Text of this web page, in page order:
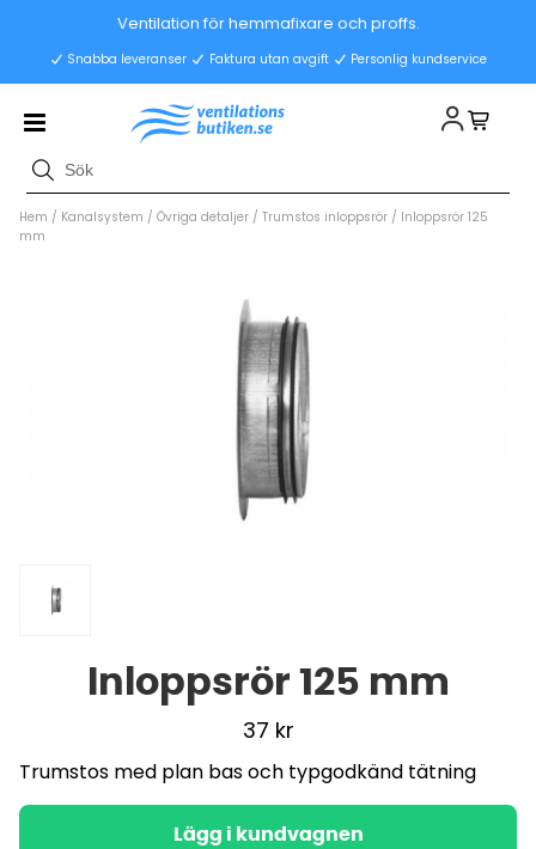
Ventilation för hemmafixare och proffs.
Snabba leveranser Faktura utan avgift Personlig kundservice
Hem / Kanalsystem / Övriga detaljer / Trumstos inloppsrör / Inloppsrör 125
mm
Inloppsrör 125 mm
37 kr
Trumstos med plan bas och typgodkänd tätning
Lägg i kundvagnen